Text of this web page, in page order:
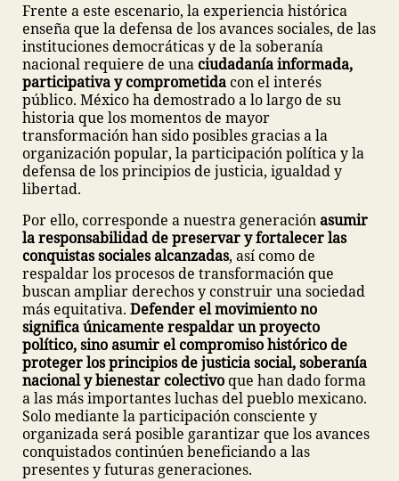
Frente a este escenario, la experiencia histórica
enseña que la defensa de los avances sociales, de las
instituciones democráticas y de la soberanía
nacional requiere de una ciudadanía informada,
participativa y comprometida con el interés
público. México ha demostrado a lo largo de su
historia que los momentos de mayor
transformación han sido posibles gracias a la
organización popular, la participación política y la
defensa de los principios de justicia, igualdad y
libertad.
Por ello, corresponde a nuestra generaciónasumir
la responsabilidad de preservar y fortalecer las
conquistas sociales alcanzadas, así como de
respaldar los procesos de transformación que
buscan ampliar derechos y construir una sociedad
más equitativa. Defender el movimiento no
significa únicamente respaldar un proyecto
político, sino asumir el compromiso histórico de
proteger los principios de justicia social, soberanía
nacional y bienestar colectivoque han dado forma
a las más importantes luchas del pueblo mexicano.
Solo mediante la participación consciente y
organizada será posible garantizar que los avances
conquistados continúen beneficiando a las
presentes y futuras generaciones.